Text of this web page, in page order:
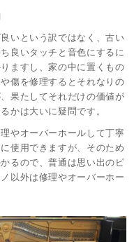
いという訳ではなく、古い
良いタッチと音色にするに
ますし、家の中に置くもの
傷を修理するとそれなりの
果たしてそれだけの価値が
かは大いに疑問です。
やオーバーホールして丁寧
使用できますが、そのため
るので、普通は思い出のピ
以外は修理やオーバーホー